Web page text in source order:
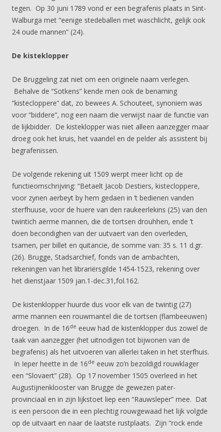
tegen. Op 30 juni 1789 vond er een begrafenis plaats in Sint-
Walburga met “eenige stedeballen met waschlicht, gelijk ook
24 oude mannen” (24).
De kisteklopper
De Bruggeling zat niet om een originele naam verlegen.
Behalve de “Sotkens” kende men ook de benaming
“kistecloppere” dat, zo bewees A. Schouteet, synoniem was
voor “biddere”, nog een naam die verwijst naar de functie van
de lijkbidder. De kisteklopper was niet alleen aanzegger maar
droeg ook het kruis, het vaandel en de pelder als assistent bij
begrafenissen.
De volgende rekening uit 1509 werpt meer licht op de
functieomschrijving: “Betaelt Jacob Destiers, kistecloppere,
voor zynen aerbeyt by hem gedaen in ’t bedienen vanden
sterfhuuse, voor de huere van den raukeerlekins (25) van den
twintich aerme mannen, die de tortsen drouhhen, ende ’t
doen becondighen van der uutvaert van den overleden,
tsamen, per billet en quitancie, de somme van: 35 s. 11 d.gr.
(26). Brugge, Stadsarchief, fonds van de ambachten,
rekeningen van het librariërsgilde 1454-1523, rekening over
het dienstjaar 1509 jan.1-dec.31,fol.162.
De kistenklopper huurde dus voor elk van de twintig (27)
arme mannen een rouwmantel die de tortsen (flambeeuwen)
droegen. In de 16de eeuw had de kistenklopper dus zowel de
taak van aanzegger (het uitnodigen tot bijwonen van de
begrafenis) als het uitvoeren van allerlei taken in het sterfhuis.
In Ieper heette in de 16de eeuw zo’n bezoldigd rouwklager
een “Slovaert” (28). Op 17 november 1505 overleed in het
Augustijnenklooster van Brugge de gewezen pater-
provinciaal en in zijn lijkstoet liep een “Rauwsleper” mee. Dat
is een persoon die in een plechtig rouwgewaad het lijk volgde
op de uitvaart en naar de laatste rustplaats. Zijn “rock ende